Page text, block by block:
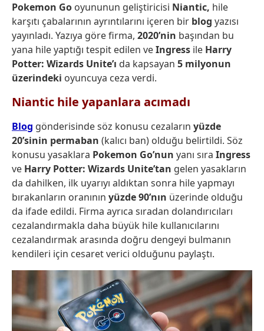
Pokemon Go oyununun geliştiricisi Niantic, hile
karşıtı çabalarının ayrıntılarını içeren bir blog yazısı
yayınladı. Yazıya göre firma, 2020’nin başından bu
yana hile yaptığı tespit edilen veIngress ile Harry
Potter: Wizards Unite’ı da kapsayan 5 milyonun
üzerindeki oyuncuya ceza verdi.
Niantic hile yapanlara acımadı
Blog gönderisinde söz konusu cezaların yüzde
20’sinin permaban (kalıcı ban) olduğu belirtildi. Söz
konusu yasaklara Pokemon Go’nun yanı sıra Ingress
ve Harry Potter: Wizards Unite’tan gelen yasakların
da dahilken, ilk uyarıyı aldıktan sonra hile yapmayı
bırakanların oranının yüzde 90’nın üzerinde olduğu
da ifade edildi. Firma ayrıca sıradan dolandırıcıları
cezalandırmakla daha büyük hile kullanıcılarını
cezalandırmak arasında doğru dengeyi bulmanın
kendileri için cesaret verici olduğunu paylaştı.